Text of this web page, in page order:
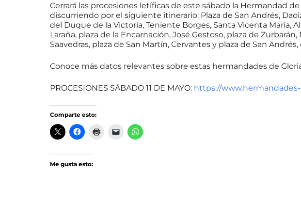
Cerrará las procesiones letíficas de este sábado la Hermandad
discurriendo por el siguiente itinerario: Plaza de San Andrés,
del Duque de la Victoria, Teniente Borges, Santa Vicenta María,
Laraña, plaza de la Encarnación, José Gestoso, plaza de
Saavedras, plaza de San Martín, Cervantes y plaza de San
Conoce más datos relevantes sobre estas hermandades de
PROCESIONES SÁBADO 11 DE MAYO: https://
Comparte esto:
Me gusta esto: